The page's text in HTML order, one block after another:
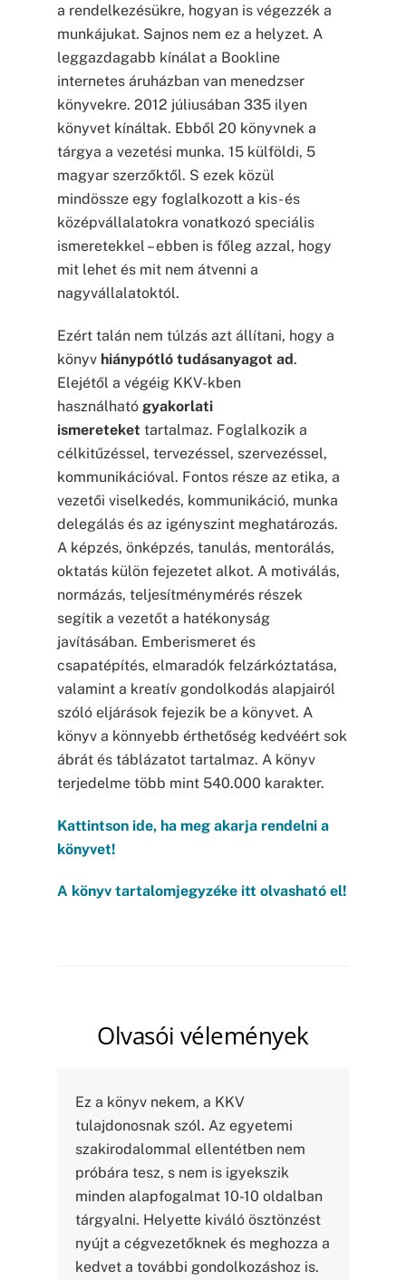
a rendelkezésükre, hogyan is végezzék a
munkájukat. Sajnos nem ez a helyzet. A
leggazdagabb kínálat a Bookline
internetes áruházban van menedzser
könyvekre. 2012 júliusában 335 ilyen
könyvet kínáltak. Ebből 20 könyvnek a
tárgya a vezetési munka. 15 külföldi, 5
magyar szerzőktől. S ezek közül
mindössze egy foglalkozott a kis- és
középvállalatokra vonatkozó speciális
ismeretekkel – ebben is főleg azzal, hogy
mit lehet és mit nem átvenni a
nagyvállalatoktól.
Ezért talán nem túlzás azt állítani, hogy a
könyv hiánypótló tudásanyagot ad.
Elejétől a végéig KKV-kben
használható gyakorlati
ismereteket tartalmaz. Foglalkozik a
célkitűzéssel, tervezéssel, szervezéssel,
kommunikációval. Fontos része az etika, a
vezetői viselkedés, kommunikáció, munka
delegálás és az igényszint meghatározás.
A képzés, önképzés, tanulás, mentorálás,
oktatás külön fejezetet alkot. A motiválás,
normázás, teljesítménymérés részek
segítik a vezetőt a hatékonyság
javításában. Emberismeret és
csapatépítés, elmaradók felzárkóztatása,
valamint a kreatív gondolkodás alapjairól
szóló eljárások fejezik be a könyvet. A
könyv a könnyebb érthetőség kedvéért sok
ábrát és táblázatot tartalmaz. A könyv
terjedelme több mint 540.000 karakter.
Kattintson ide, ha meg akarja rendelni a
könyvet!
A könyv tartalomjegyzéke itt olvasható el!
Olvasói vélemények
Ez a könyv nekem, a KKV
tulajdonosnak szól. Az egyetemi
szakirodalommal ellentétben nem
próbára tesz, s nem is igyekszik
minden alapfogalmat 10-10 oldalban
tárgyalni. Helyette kiváló ösztönzést
nyújt a cégvezetőknek és meghozza a
kedvet a további gondolkozáshoz is.